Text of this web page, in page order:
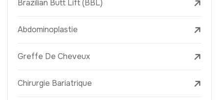
Brazilian Butt Lift (BBL)
Abdominoplastie
Greffe De Cheveux
Chirurgie Bariatrique